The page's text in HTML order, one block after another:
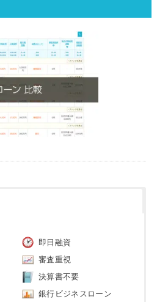
即日融資
審査重視
決算書不要
銀行ビジネスローン